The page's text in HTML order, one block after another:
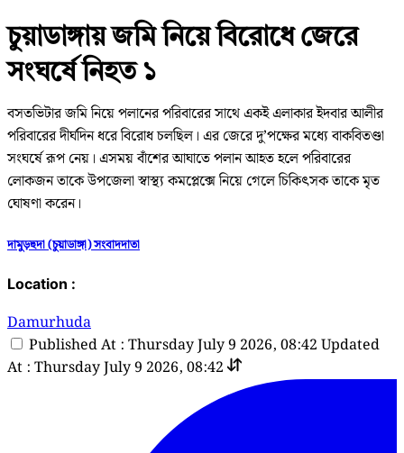
চুয়াডাঙ্গায় জমি নিয়ে বিরোধে জেরে
সংঘর্ষে নিহত ১
বসতভিটার জমি নিয়ে পলানের পরিবারের সাথে একই এলাকার ইদবার আলীর
পরিবারের দীর্ঘদিন ধরে বিরোধ চলছিল। এর জেরে দু’পক্ষের মধ্যে বাকবিতণ্ডা
সংঘর্ষে রূপ নেয়। এসময় বাঁশের আঘাতে পলান আহত হলে পরিবারের
লোকজন তাকে উপজেলা স্বাস্থ্য কমপ্লেক্সে নিয়ে গেলে চিকিৎসক তাকে মৃত
ঘোষণা করেন।
দামুড়হুদা (চুয়াডাঙ্গা) সংবাদদাতা
Location :
Damurhuda
Published At : Thursday July 9 2026, 08:42 Updated
At : Thursday July 9 2026, 08:42